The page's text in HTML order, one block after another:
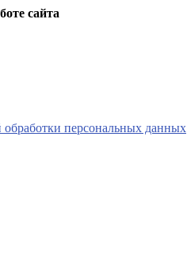
сайта
обработки персональных данных